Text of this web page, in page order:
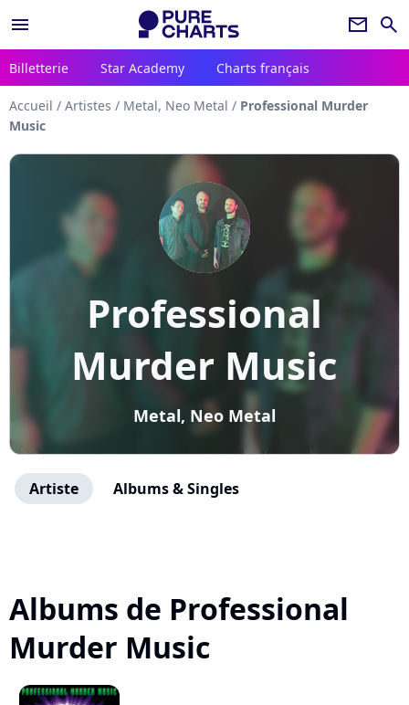
menu newsletter search
Billetterie Star Academy Charts français
Accueil / Artistes / Metal, Neo Metal / Professional Murder
Music
Professional
Murder Music
Metal, Neo Metal
Artiste Albums & Singles
Albums de Professional
Murder Music